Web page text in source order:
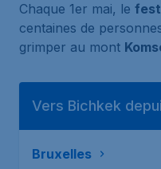
Chaque 1er mai, le
centaines de
grimper au mont
Vers Bichkek
Bruxelles